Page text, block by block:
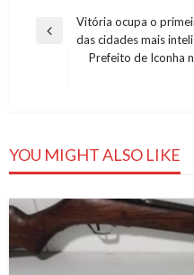
Navegação
Previous
Vitória ocupa o
das cidades mais
Prefeito de Iconha
YOU MIGHT ALSO LIKE